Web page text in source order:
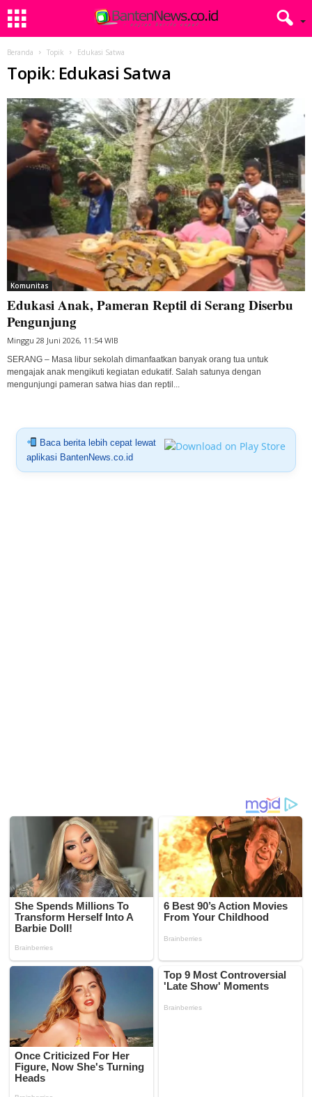
Beranda Topik Edukasi Satwa
Topik: Edukasi Satwa
Komunitas
Edukasi Anak, Pameran Reptil di Serang Diserbu
Pengunjung
Minggu 28 Juni 2026, 11:54 WIB
SERANG – Masa libur sekolah dimanfaatkan banyak orang tua untuk
mengajak anak mengikuti kegiatan edukatif. Salah satunya dengan
mengunjungi pameran satwa hias dan reptil...
Baca berita lebih cepat lewat
aplikasi BantenNews.co.id